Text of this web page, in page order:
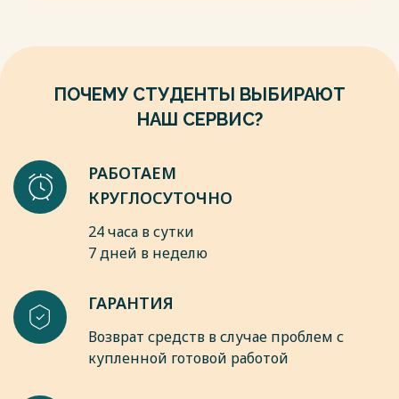
ПОЧЕМУ СТУДЕНТЫ ВЫБИРАЮТ
НАШ СЕРВИС?
РАБОТАЕМ
КРУГЛОСУТОЧНО
24 часа в сутки
7 дней в неделю
ГАРАНТИЯ
Возврат средств в случае проблем с
купленной готовой работой